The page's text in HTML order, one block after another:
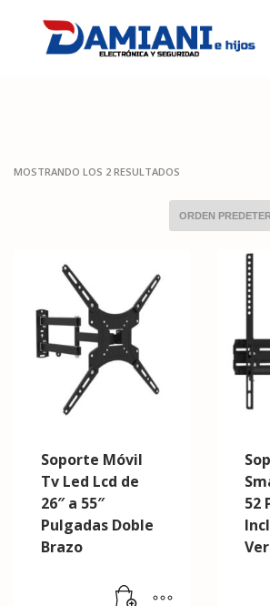
MOSTRANDO LOS 2 RESULTADOS
Soporte Móvil
Tv Led Lcd de
26″ a 55″
Pulgadas Doble
Brazo
52